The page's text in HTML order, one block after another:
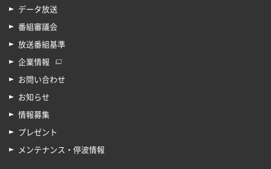
データ放送
番組審議会
放送番組基準
企業情報
お問い合わせ
お知らせ
情報募集
プレゼント
メンテナンス・停波情報